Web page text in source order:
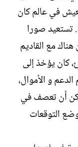
في عالم كان
تستعيد صورا
مع القاديم
كان يؤخذ إلى
و الأموال،
أن تعصف في
التوقعات